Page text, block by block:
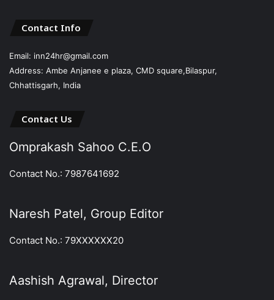
Contact Info
Email: inn24hr@gmail.com
Address: Ambe Anjanee e plaza, CMD square,Bilaspur,
Chhattisgarh, India
Contact Us
Omprakash Sahoo C.E.O
Contact No.: 7987641692
Naresh Patel, Group Editor
Contact No.: 79XXXXXX20
Aashish Agrawal, Director